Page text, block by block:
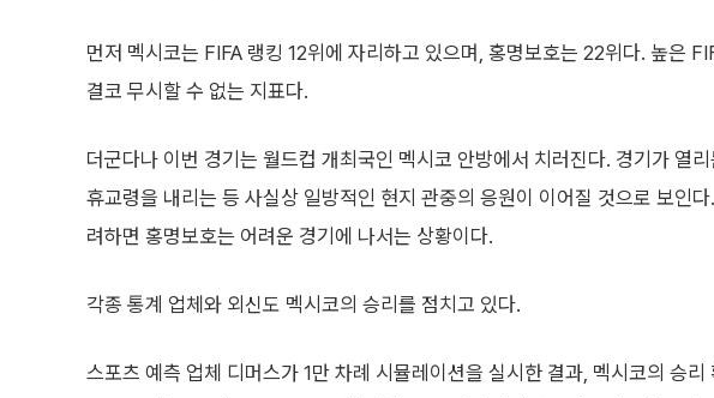
먼저 멕시코는 FIFA 랭킹 12위에 자리하고 있으며, 홍명보호는 22위다. 높은
결코 무시할 수 없는 지표다.
더군다나 이번 경기는 월드컵 개최국인 멕시코 안방에서 치러진다. 경기가 열
휴교령을 내리는 등 사실상 일방적인 현지 관중의 응원이 이어질 것으로 보인
려하면 홍명보호는 어려운 경기에 나서는 상황이다.
각종 통계 업체와 외신도 멕시코의 승리를 점치고 있다.
스포츠 예측 업체 디머스가 1만 차례 시뮬레이션을 실시한 결과, 멕시코의 승